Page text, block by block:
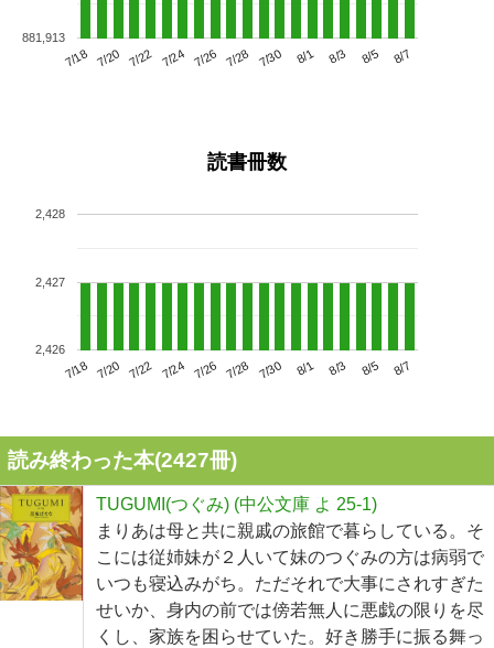
7/18 7/20 7/22 7/24 7/26 7/28 7/30 8/1 8/3 8/5 8/7
881,913
読書冊数
7/18 7/20 7/22 7/24 7/26 7/28 7/30 8/1 8/3 8/5 8/7
2,426
2,427
2,428
読み終わった本(2427冊)
TUGUMI(つぐみ) (中公文庫 よ 25-1)
まりあは母と共に親戚の旅館で暮らしている。そ
こには従姉妹が２人いて妹のつぐみの方は病弱で
いつも寝込みがち。ただそれで大事にされすぎた
せいか、身内の前では傍若無人に悪戯の限りを尽
くし、家族を困らせていた。好き勝手に振る舞っ